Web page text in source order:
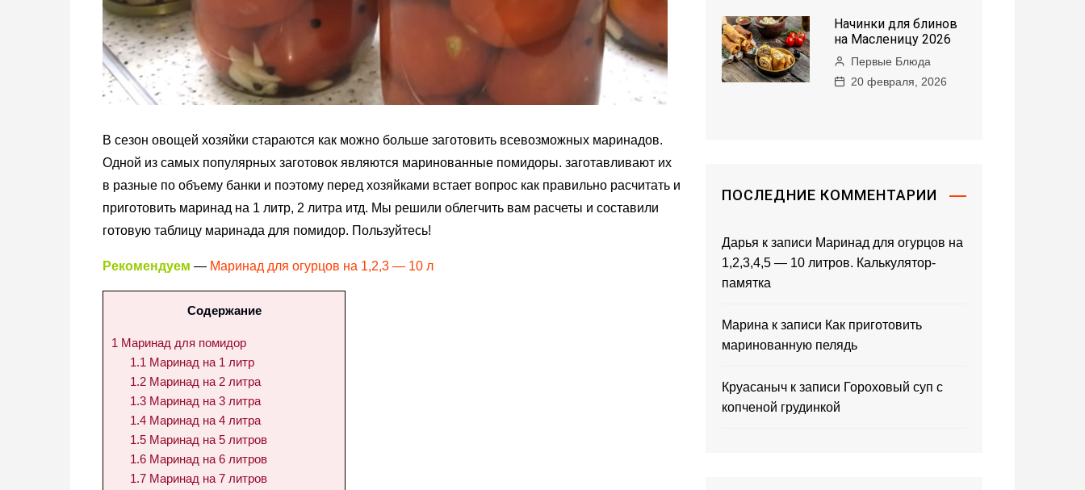
В сезон овощей хозяйки стараются как можно больше заготовить всевозможных маринадов.
Одной из самых популярных заготовок являются маринованные помидоры. заготавливают их
в разные по объему банки и поэтому перед хозяйками встает вопрос как правильно расчитать и
приготовить маринад на 1 литр, 2 литра итд. Мы решили облегчить вам расчеты и составили
готовую таблицу маринада для помидор. Пользуйтесь!
Рекомендуем — Маринад для огурцов на 1,2,3 — 10 л
Содержание
1 Маринад для помидор
1.1 Маринад на 1 литр
1.2Маринад на 2 литра
1.3Маринад на 3 литра
1.4Маринад на 4 литра
1.5Маринад на 5 литров
1.6Маринад на 6 литров
1.7Маринад на 7 литров
Начинки для блинов
на Масленицу 2026
Первые Блюда
20 февраля, 2026
ПОСЛЕДНИЕ КОММЕНТАРИИ
Дарья к записи Маринад для огурцов на
1,2,3,4,5 — 10 литров. Калькулятор-
памятка
Марина к записи Как приготовить
маринованную пелядь
Круасанычк записи Гороховый суп с
копченой грудинкой